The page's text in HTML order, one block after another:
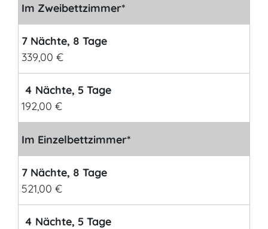
Im Zweibettzimmer*
7 Nächte, 8 Tage
339,00 €
4 Nächte, 5 Tage
192,00 €
Im Einzelbettzimmer*
7 Nächte, 8 Tage
521,00 €
4 Nächte, 5 Tage